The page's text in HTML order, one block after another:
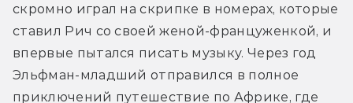
скромно играл на скрипке в номерах, которые
ставил Рич со своей женой-француженкой, и
впервые пытался писать музыку. Через год
Эльфман-младший отправился в полное
приключений путешествие по Африке, где